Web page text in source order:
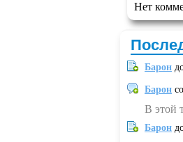
Нет
Барон
Барон
В этой
Барон